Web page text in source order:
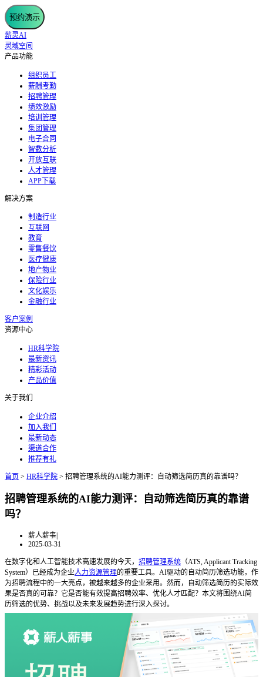
预约演示
薪灵AI
灵域空间
产品功能
组织员工
薪酬考勤
招聘管理
绩效激励
培训管理
集团管理
电子合同
智数分析
开放互联
人才管理
APP下载
解决方案
制造行业
互联网
教育
零售餐饮
医疗健康
地产物业
保险行业
文化娱乐
金融行业
客户案例
资源中心
HR科学院
最新资讯
精彩活动
产品价值
关于我们
企业介绍
加入我们
最新动态
渠道合作
推荐有礼
首页 > HR科学院 > 招聘管理系统的AI能力测评：自动筛选简历真的靠谱吗？
招聘管理系统的AI能力测评：自动筛选简历真的靠谱
吗？
薪人薪事|
2025-03-31
在数字化和人工智能技术高速发展的今天， 招聘管理系统 （ATS, Applicant Tracking
System）已经成为企业人力资源管理的重要工具。AI驱动的自动简历筛选功能，作
为招聘流程中的一大亮点，被越来越多的企业采用。然而，自动筛选简历的实际效
果是否真的可靠？它是否能有效提高招聘效率、优化人才匹配？本文将围绕AI简
历筛选的优势、挑战以及未来发展趋势进行深入探讨。